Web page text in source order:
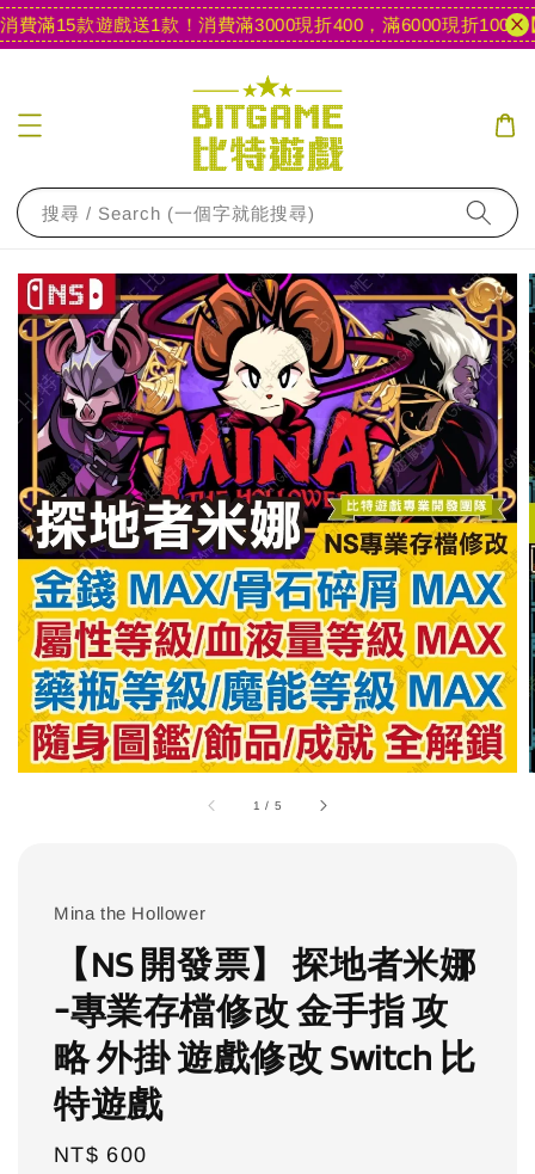
滿15款遊戲送1款！消費滿3000現折400，滿6000現折1000【
搜尋 / Search (一個字就能搜尋)
1 / 5
Mina the Hollower
【NS 開發票】 探地者米娜
-專業存檔修改 金手指 攻
略 外掛 遊戲修改 Switch 比
特遊戲
Regular
NT$ 600